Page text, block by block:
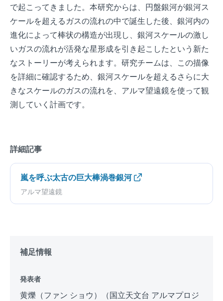
で起こってきました。本研究からは、円盤銀河が銀河ス
ケールを超えるガスの流れの中で誕生した後、銀河内の
進化によって棒状の構造が出現し、銀河スケールの激し
いガスの流れが活発な星形成を引き起こしたという新た
なストーリーが考えられます。研究チームは、この描像
を詳細に確認するため、銀河スケールを超えるさらに大
きなスケールのガスの流れを、アルマ望遠鏡を使って観
測していく計画です。
詳細記事
嵐を呼ぶ太古の巨大棒渦巻銀河
アルマ望遠鏡
補足情報
発表者
黄爍（ファン ショウ）（国立天文台 アルマプロジ